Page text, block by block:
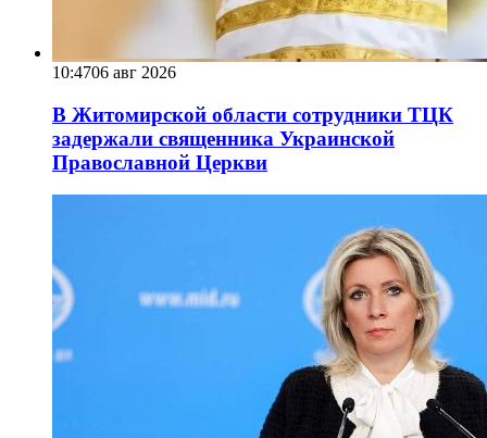
10:4706 авг 2026
В Житомирской области сотрудники ТЦК
задержали священника Украинской
Православной Церкви